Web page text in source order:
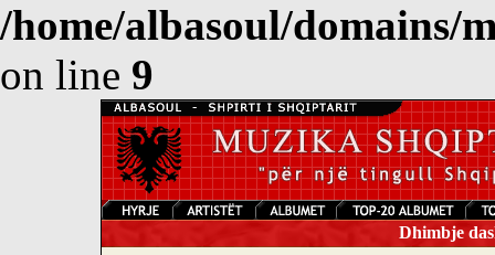
/home/albasoul/domains/
on line 9
Dhimbje